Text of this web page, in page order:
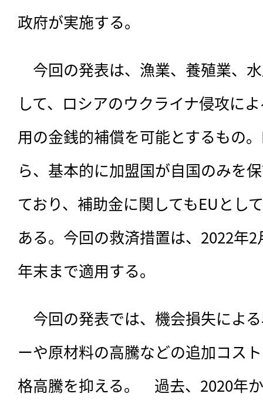
政府が実施する。
今回の発表は、 漁業、養殖業、
して、ロシアのウクライナ侵攻に
用の金銭的補償を可能とするもの
ら、基本的に加盟国が自国のみを
ており、補助金に関してもEUとし
ある。今回の救済措置は、2022年
年末まで適用する。
今回の発表では、機会損失によ
ーや原材料の高騰などの追加コス
格高騰を抑える。　過去、2020年